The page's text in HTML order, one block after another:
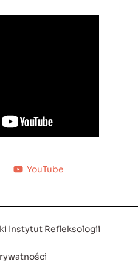
YouTube
Instytut Refleksologii